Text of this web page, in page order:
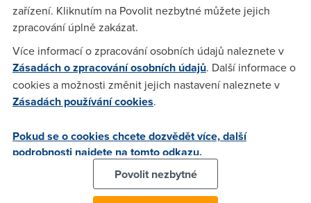
Konference začíná již zítra a trvat bude do 20. května.
Autor:Redakce DSL.cz
zařízení. Kliknutím na Povolit nezbytné můžete jejich
zpracování úplně zakázat.
Více informací o zpracování osobních údajů naleznete v
Zásadách o zpracování osobních údajů. Další informace o
cookies a možnosti změnit jejich nastavení naleznete v
Zásadách používání cookies.
Pokud se o cookies chcete dozvědět více, další
podrobnosti najdete na tomto odkazu.
Povolit nezbytné